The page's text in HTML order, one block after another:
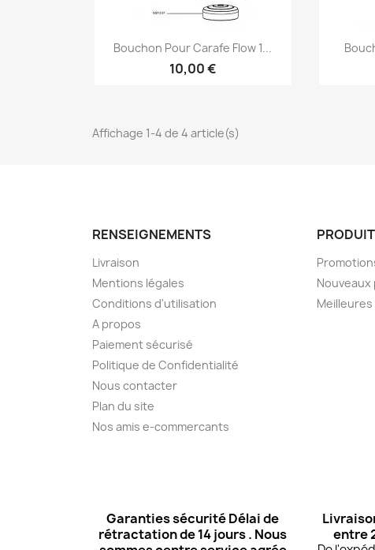
Aperçu rapide
Bouchon Pour Carafe Flow 1...
10,00 €
Affichage 1-4 de 4 article(s)
RENSEIGNEMENTS
Livraison
Mentions légales
Conditions d'utilisation
A propos
Paiement sécurisé
Politique de Confidentialité
Nous contacter
Plan du site
Nos amis e-commercants
Garanties sécurité Délai de
rétractation de 14 jours . Nous
entre